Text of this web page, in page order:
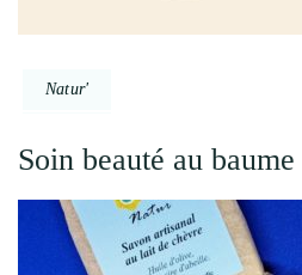
Natur'
Soin beauté au